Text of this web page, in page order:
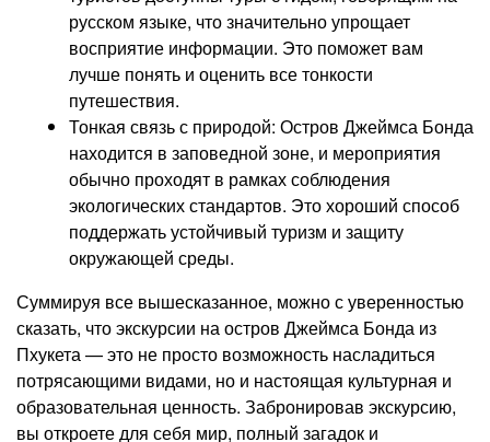
русском языке, что значительно упрощает
восприятие информации. Это поможет вам
лучше понять и оценить все тонкости
путешествия.
Тонкая связь с природой: Остров Джеймса Бонда
находится в заповедной зоне, и мероприятия
обычно проходят в рамках соблюдения
экологических стандартов. Это хороший способ
поддержать устойчивый туризм и защиту
окружающей среды.
Суммируя все вышесказанное, можно с уверенностью
сказать, что экскурсии на остров Джеймса Бонда из
Пхукета — это не просто возможность насладиться
потрясающими видами, но и настоящая культурная и
образовательная ценность. Забронировав экскурсию,
вы откроете для себя мир, полный загадок и